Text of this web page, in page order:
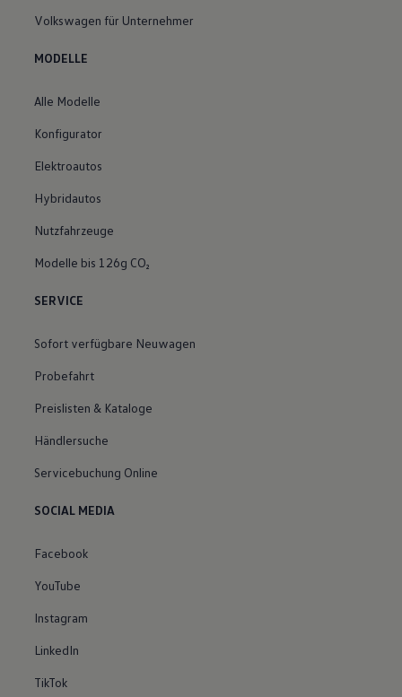
Volkswagen für Unternehmer
MODELLE
Alle Modelle
Konfigurator
Elektroautos
Hybridautos
Nutzfahrzeuge
Modelle bis 126g CO₂
SERVICE
Sofort verfügbare Neuwagen
Probefahrt
Preislisten & Kataloge
Händlersuche
Servicebuchung Online
SOCIAL MEDIA
Facebook
YouTube
Instagram
LinkedIn
TikTok